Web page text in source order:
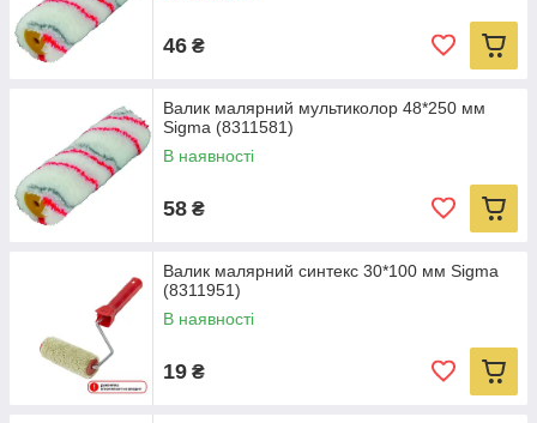
46 ₴
Валик малярний мультиколор 48*250 мм
Sigma (8311581)
В наявності
58 ₴
Валик малярний синтекс 30*100 мм Sigma
(8311951)
В наявності
19 ₴